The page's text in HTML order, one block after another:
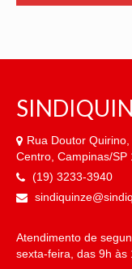
Rua Doutor Quirino,
Centro, Campinas/SP
(19) 3233-3940
Atendimento de
sexta-feira, das 9h às